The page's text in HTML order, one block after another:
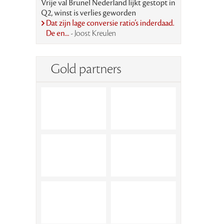
Vrije val Brunel Nederland lijkt gestopt in
Q2, winst is verlies geworden
Dat zijn lage conversie ratio’s inderdaad.
De en...- Joost Kreulen
Gold partners